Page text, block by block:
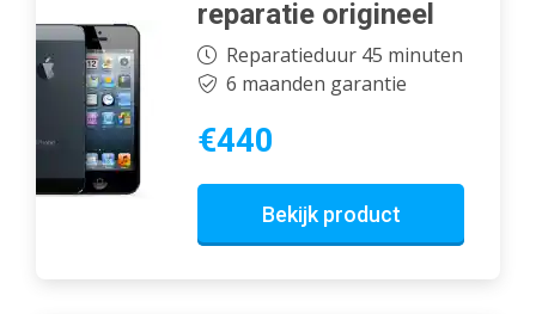
reparatie origineel
Reparatieduur 45 minuten
6 maanden garantie
€440
Bekijk product